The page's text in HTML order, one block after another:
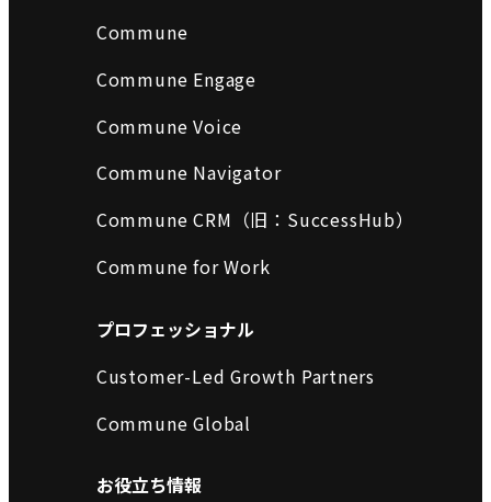
Commune
Commune Engage
Commune Voice
Commune Navigator
Commune CRM（旧：SuccessHub）
Commune for Work
プロフェッショナル
Customer-Led Growth Partners
Commune Global
お役立ち情報